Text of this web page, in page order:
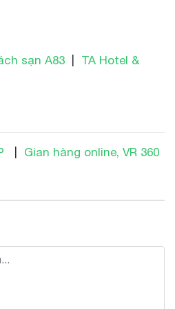
sạn A83
TA Hotel &
Gian hàng online, VR 360